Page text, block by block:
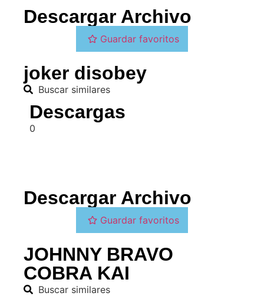
Descargar Archivo
Guardar favoritos
joker disobey
Buscar similares
Descargas
0
Descargar Archivo
Guardar favoritos
JOHNNY BRAVO
COBRA KAI
Buscar similares